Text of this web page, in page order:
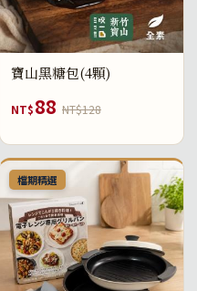
寶山黑糖包(4顆)
NT$88 NT$128
檔期精選